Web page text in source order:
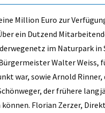
Million Euro zur
ein Dutzend
im Naturpark in
Walter Weiss,
war, sowie Arnold
der frühere
Florian Zerzer,